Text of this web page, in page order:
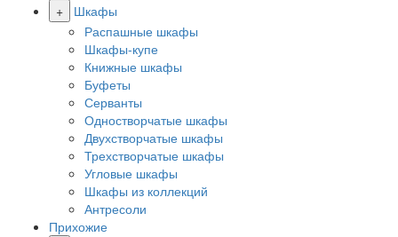
+
Шкафы
Распашные шкафы
Шкафы-купе
Книжные шкафы
Буфеты
Серванты
Одностворчатые шкафы
Двухстворчатые шкафы
Трехстворчатые шкафы
Угловые шкафы
Шкафы из коллекций
Антресоли
Прихожие